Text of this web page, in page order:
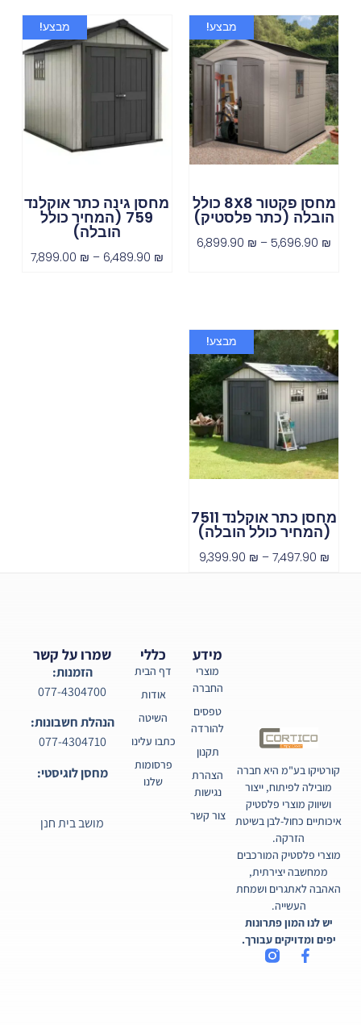
מבצע!
מחסן פקטור 8X8 כולל
הובלה (כתר פלסטיק)
5,696.90 ₪
–
6,899.90 ₪
מבצע!
מחסן גינה כתר אוקלנד
759 (המחיר כולל
הובלה)
6,489.90 ₪
–
7,899.00 ₪
מבצע!
מחסן כתר אוקלנד 7511
(המחיר כולל הובלה)
7,497.90 ₪
–
9,399.90 ₪
קורטיקו בע"מ היא חברה
מובילה לפיתוח, ייצור
ושיווק מוצרי פלסטיק
איכותיים כחול-לבן בשיטת
הזרקה.
מוצרי פלסטיק המורכבים
ממחשבה יצירתית,
האהבה לאתגרים ושמחת
העשייה.
יש לנו המון פתרונות
יפים ומדויקים עבורך.
כללי
דף הבית
אודות
השיטה
כתבו עלינו
פרסומות
שלנו
מידע
מוצרי
החברה
טפסים
להורדה
תקנון
הצהרת
נגישות
צור קשר
שמרו על קשר
הזמנות:
077-4304700
הנהלת חשבונות:
077-4304710
מחסן לוגיסטי:
מושב בית חנן